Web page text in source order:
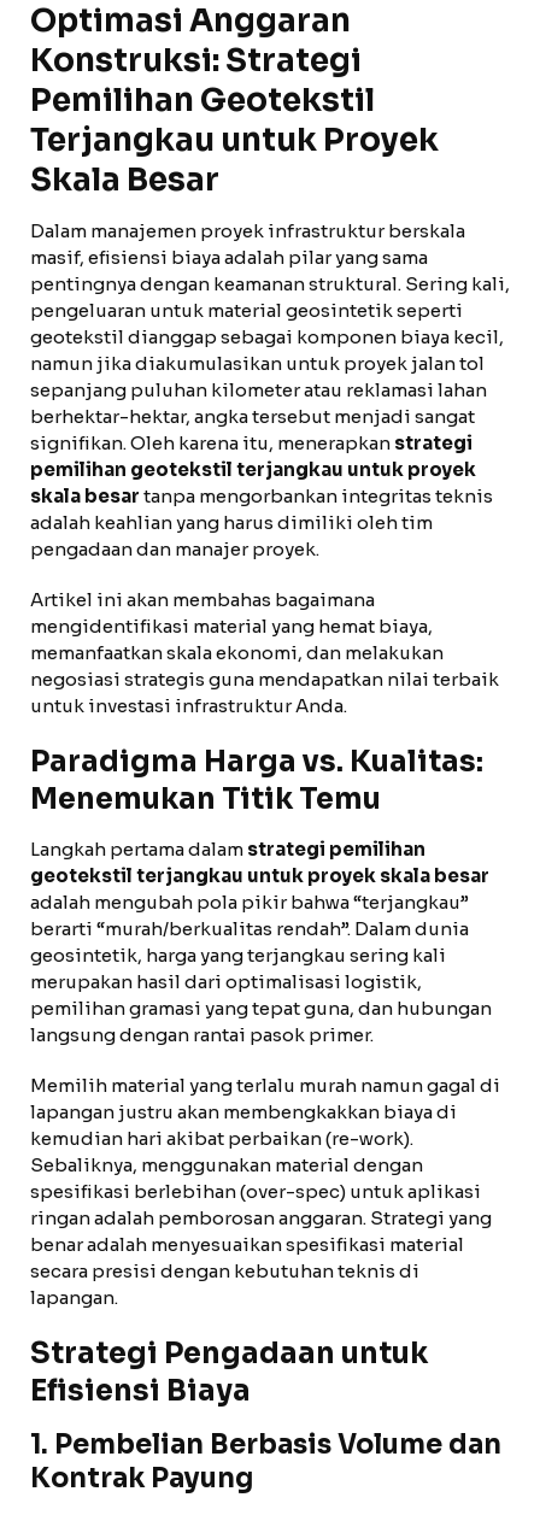
Optimasi Anggaran
Konstruksi: Strategi
Pemilihan Geotekstil
Terjangkau untuk Proyek
Skala Besar
Dalam manajemen proyek infrastruktur berskala
masif, efisiensi biaya adalah pilar yang sama
pentingnya dengan keamanan struktural. Sering kali,
pengeluaran untuk material geosintetik seperti
geotekstil dianggap sebagai komponen biaya kecil,
namun jika diakumulasikan untuk proyek jalan tol
sepanjang puluhan kilometer atau reklamasi lahan
berhektar-hektar, angka tersebut menjadi sangat
signifikan. Oleh karena itu, menerapkan strategi
pemilihan geotekstil terjangkau untuk proyek
skala besar tanpa mengorbankan integritas teknis
adalah keahlian yang harus dimiliki oleh tim
pengadaan dan manajer proyek.
Artikel ini akan membahas bagaimana
mengidentifikasi material yang hemat biaya,
memanfaatkan skala ekonomi, dan melakukan
negosiasi strategis guna mendapatkan nilai terbaik
untuk investasi infrastruktur Anda.
Paradigma Harga vs. Kualitas:
Menemukan Titik Temu
Langkah pertama dalam strategi pemilihan
geotekstil terjangkau untuk proyek skala besar
adalah mengubah pola pikir bahwa “terjangkau”
berarti “murah/berkualitas rendah”. Dalam dunia
geosintetik, harga yang terjangkau sering kali
merupakan hasil dari optimalisasi logistik,
pemilihan gramasi yang tepat guna, dan hubungan
langsung dengan rantai pasok primer.
Memilih material yang terlalu murah namun gagal di
lapangan justru akan membengkakkan biaya di
kemudian hari akibat perbaikan (re-work).
Sebaliknya, menggunakan material dengan
spesifikasi berlebihan (over-spec) untuk aplikasi
ringan adalah pemborosan anggaran. Strategi yang
benar adalah menyesuaikan spesifikasi material
secara presisi dengan kebutuhan teknis di
lapangan.
Strategi Pengadaan untuk
Efisiensi Biaya
1. Pembelian Berbasis Volume dan
Kontrak Payung